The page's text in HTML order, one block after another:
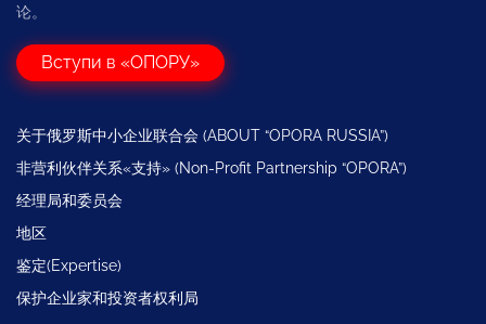
论。
Вступи в «ОПОРУ»
关于俄罗斯中小企业联合会 (ABOUT “OPORA RUSSIA”)
非营利伙伴关系«支持» (Non-Profit Partnership “OPORA”)
经理局和委员会
地区
鉴定(Expertise)
保护企业家和投资者权利局